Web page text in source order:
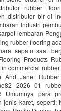
rubber
distributor bir di
Industri
lembaran
rubber flooring
sepatu saat
Products
commercial
And Jane:
2026 01
Umumnya para
jenis karet, seperti: